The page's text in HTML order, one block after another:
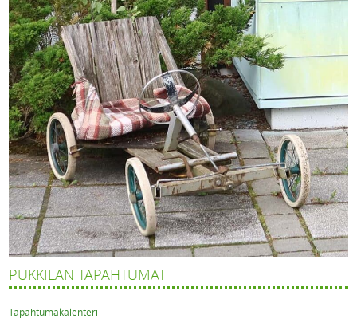
PUKKILAN TAPAHTUMAT
Tapahtumakalenteri